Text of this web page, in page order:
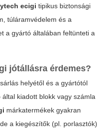
ecigi tipikus biztonsági
túláramvédelem és a
a gyártó általában feltünteti a
jótállásra érdemes?
helyétől és a gyártótól
kiadott blokk vagy számla
márkatermékek gyakran
a kiegészítők (pl. porlasztók)